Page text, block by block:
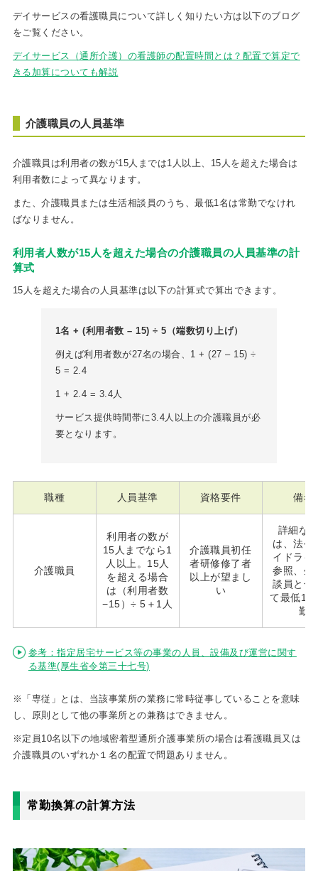
デイサービスの看護職員について詳しく知りたい方は以下のブログ
をご覧ください。
デイサービス（通所介護）の看護師の配置時間とは？配置で算定で
きる加算についても解説
介護職員の人員基準
介護職員は利用者の数が15人までは1人以上、15人を超えた場合は
利用者数によって異なります。
また、介護職員または生活相談員のうち、最低1名は常勤でなけれ
ばなりません。
利用者人数が15人を超えた場合の介護職員の人員基準の計
算式
15人を超えた場合の人員基準は以下の計算式で算出できます。
1名 + (利用者数 – 15) ÷ 5（端数切り上げ）
例えば利用者数が27名の場合、1 + (27 – 15) ÷
5 = 2.4
1 + 2.4 = 3.4人
サービス提供時間帯に3.4人以上の介護職員が必
要となります。
職種 人員基準 資格要件 備考
介護職員
利用者の数が
15人までなら1
人以上。15人
を超える場合
は（利用者数
−15）÷ 5＋1人
介護職員初任
者研修修了者
以上が望まし
い
詳細な
は、法令
イドライ
参照、生
談員と合
て最低1
勤
参考：指定居宅サービス等の事業の人員、設備及び運営に関す
る基準(厚生省令第三十七号)
※「専従」とは、当該事業所の業務に常時従事していることを意味
し、原則として他の事業所との兼務はできません。
※定員10名以下の地域密着型通所介護事業所の場合は看護職員又は
介護職員のいずれか１名の配置で問題ありません。
常勤換算の計算方法